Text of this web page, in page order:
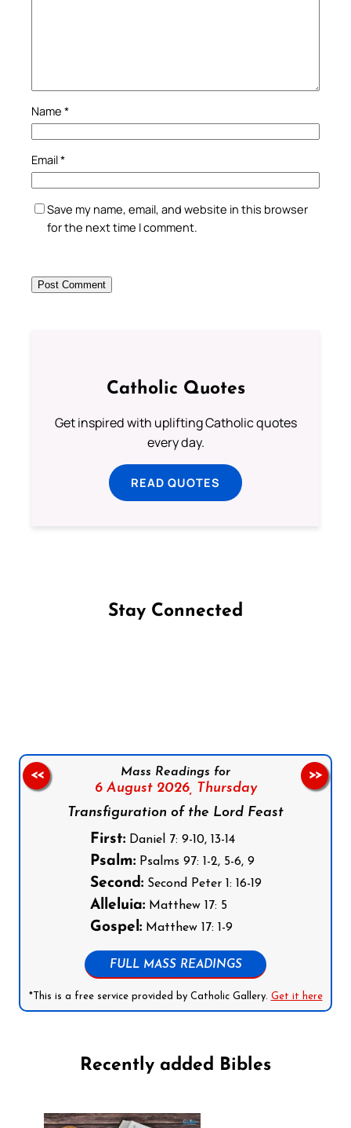
Name *
Email*
Save my name, email, and website in this browser
for the next time I comment.
Catholic Quotes
Get inspired with uplifting Catholic quotes
every day.
READ QUOTES
Stay Connected
Mass Readings for
6 August 2026, Thursday
Transfiguration of the Lord Feast
First:Daniel 7: 9-10, 13-14
Psalm:Psalms 97: 1-2, 5-6, 9
Second:Second Peter 1: 16-19
Alleluia:Matthew 17: 5
Gospel:Matthew 17: 1-9
FULL MASS READINGS
*This is a free service provided by Catholic Gallery. Get it here
<< >>
Recently added Bibles